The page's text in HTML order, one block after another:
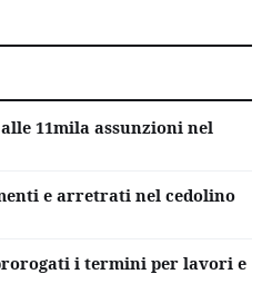
11mila assunzioni nel
e arretrati nel cedolino
i termini per lavori e